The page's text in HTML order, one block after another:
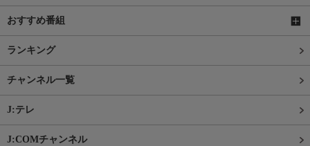
おすすめ番組
ランキング
チャンネル一覧
J:テレ
J:COMチャンネル